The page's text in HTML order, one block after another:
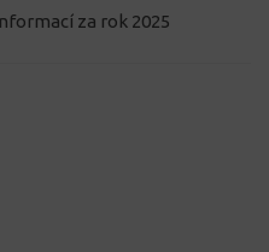
za rok 2025